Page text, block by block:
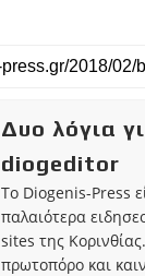
Δυο λόγια
diogeditor
Το Diogenis-Press
παλαιότερα
sites της
πρωτοπόρο και